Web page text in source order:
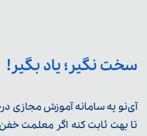
سخت نگیر؛ یاد بگیر!
آی‌نو یه سامانه آموزش مجازی
تا بهت ثابت کنه اگر معلمت